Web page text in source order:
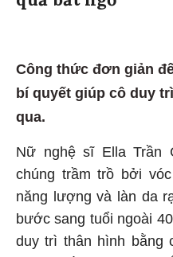
Công thức đơn giản
bí quyết giúp cô duy
qua.
Nữ nghệ sĩ Ella Trần
chúng trầm trồ bởi
năng lượng và làn da
bước sang tuổi ngoài
duy trì thân hình bằng